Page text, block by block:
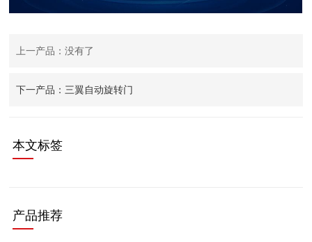
上一产品：没有了
下一产品：三翼自动旋转门
本文标签
产品推荐